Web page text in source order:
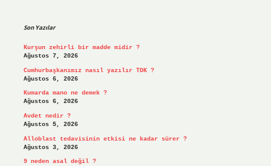
Son Yazılar
Kurşun zehirli bir madde midir ?
Ağustos 7, 2026
Cumhurbaşkanımız nasıl yazılır TDK ?
Ağustos 6, 2026
Kumarda mano ne demek ?
Ağustos 6, 2026
Avdet nedir ?
Ağustos 5, 2026
Alloblast tedavisinin etkisi ne kadar sürer ?
Ağustos 3, 2026
9 neden asal değil ?